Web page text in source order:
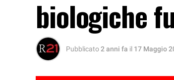
biologiche
Pubblicato2 anni fa il 17 Maggio